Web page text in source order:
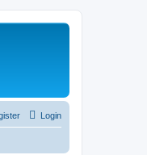
Login